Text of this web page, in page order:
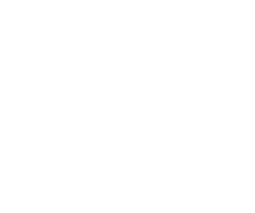
Valstybinės darbo
išsamiai
Žemiau esančioje skiltyje